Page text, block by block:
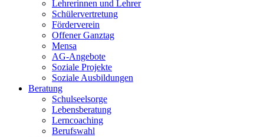
Lehrerinnen und Lehrer
Schülervertretung
Förderverein
Offener Ganztag
Mensa
AG-Angebote
Soziale Projekte
Soziale Ausbildungen
Beratung
Schulseelsorge
Lebensberatung
Lerncoaching
Berufswahl